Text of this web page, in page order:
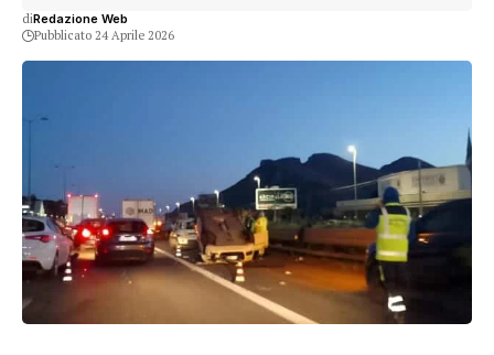
diRedazione Web
Pubblicato 24 Aprile 2026